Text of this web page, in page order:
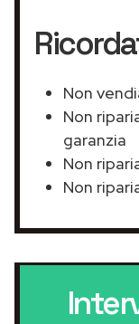
Non
Non
garanzia
Non
Non